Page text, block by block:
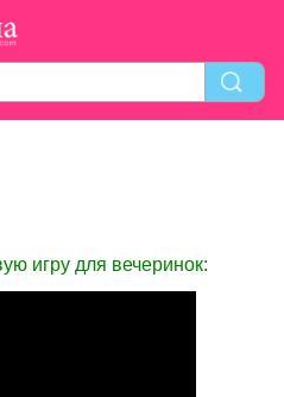
игру для вечеринок: